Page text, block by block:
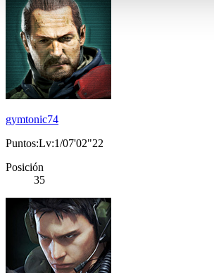
gymtonic74
Puntos:Lv:1/07'02"22
Posición
35